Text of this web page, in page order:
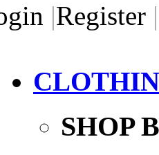
|Register |
SHOP